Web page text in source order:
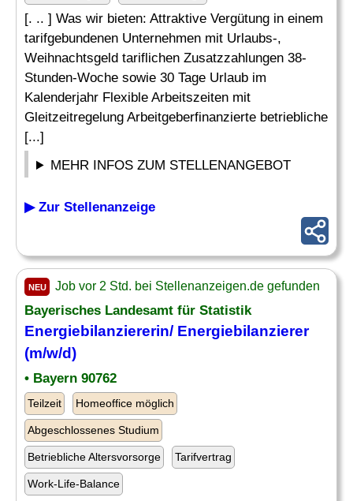
[. .. ] Was wir bieten: Attraktive Vergütung in einem
tarifgebundenen Unternehmen mit Urlaubs-,
Weihnachtsgeld tariflichen Zusatzzahlungen 38-
Stunden-Woche sowie 30 Tage Urlaub im
Kalenderjahr Flexible Arbeitszeiten mit
Gleitzeitregelung Arbeitgeberfinanzierte betriebliche
[...]
MEHR INFOS ZUM STELLENANGEBOT
▶ Zur Stellenanzeige
NEU Job vor 2 Std. bei Stellenanzeigen.de gefunden
Bayerisches Landesamt für Statistik
Energiebilanziererin/ Energiebilanzierer
(m/w/d)
• Bayern 90762
Teilzeit Homeoffice möglich
Abgeschlossenes Studium
Betriebliche Altersvorsorge Tarifvertrag
Work-Life-Balance